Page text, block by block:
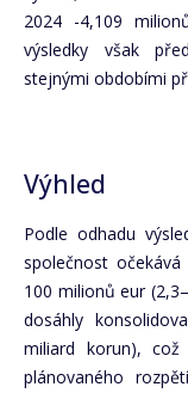
2024 -4,109
výsledky však
stejnými obdobími
Výhled
Podle odhadu
společnost
100 milionů eur
dosáhly
miliard korun),
plánovaného